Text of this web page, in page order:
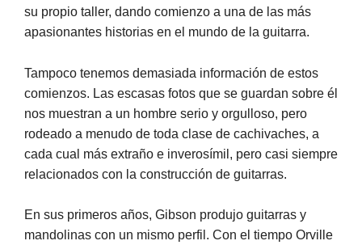
su propio taller, dando comienzo a una de las más
apasionantes historias en el mundo de la guitarra.
Tampoco tenemos demasiada información de estos
comienzos. Las escasas fotos que se guardan sobre él
nos muestran a un hombre serio y orgulloso, pero
rodeado a menudo de toda clase de cachivaches, a
cada cual más extraño e inverosímil, pero casi siempre
relacionados con la construcción de guitarras.
En sus primeros años, Gibson produjo guitarras y
mandolinas con un mismo perfil. Con el tiempo Orville